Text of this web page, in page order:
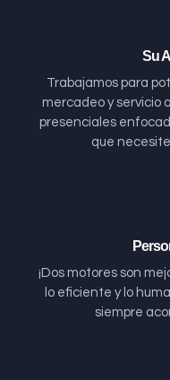
Su
Trabajamos para
mercadeo y servicio
presenciales
que
¡Dos motores son
lo eficiente y lo
siempre